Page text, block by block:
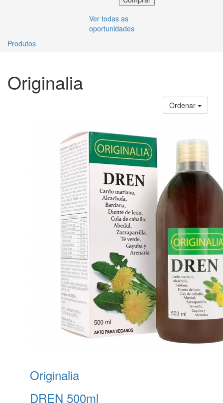
Ver todas as
oportunidades
Produtos
Originalia
Ordenar
Originalia
DREN 500ml